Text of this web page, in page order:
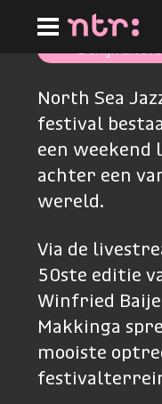
hoofdinhoud
Bekijk
North Sea
festival
een weekend
achter een
wereld.
Via de
50ste editie
Winfried
Makkinga
mooiste